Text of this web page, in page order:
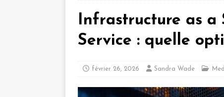
Infrastructure as a
Service : quelle
février 26, 2026 Sandra Wade